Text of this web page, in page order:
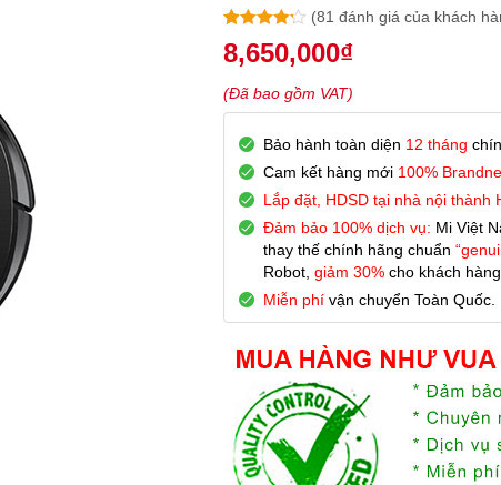
4.20trên 5
dựa trên
79
đánh giá
(81 đánh giá của khách
8,650,000₫
(Đã bao gồm VAT)
Bảo hành toàn diện 12 tháng
Cam kết hàng mới 100%
Lắp đặt, HDSD tại nhà nội thành
Đảm bảo 100% dịch vụ: Mi Việt
thay thế chính hãng chuẩn
Robot, giảm 30%cho khách
Miễn phívận chuyển Toàn Quốc.